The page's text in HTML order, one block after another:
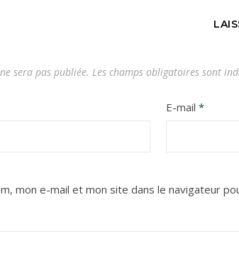
sera pas publiée. Les champs obligatoires sont
E-mail*
mon e-mail et mon site dans le navigateur